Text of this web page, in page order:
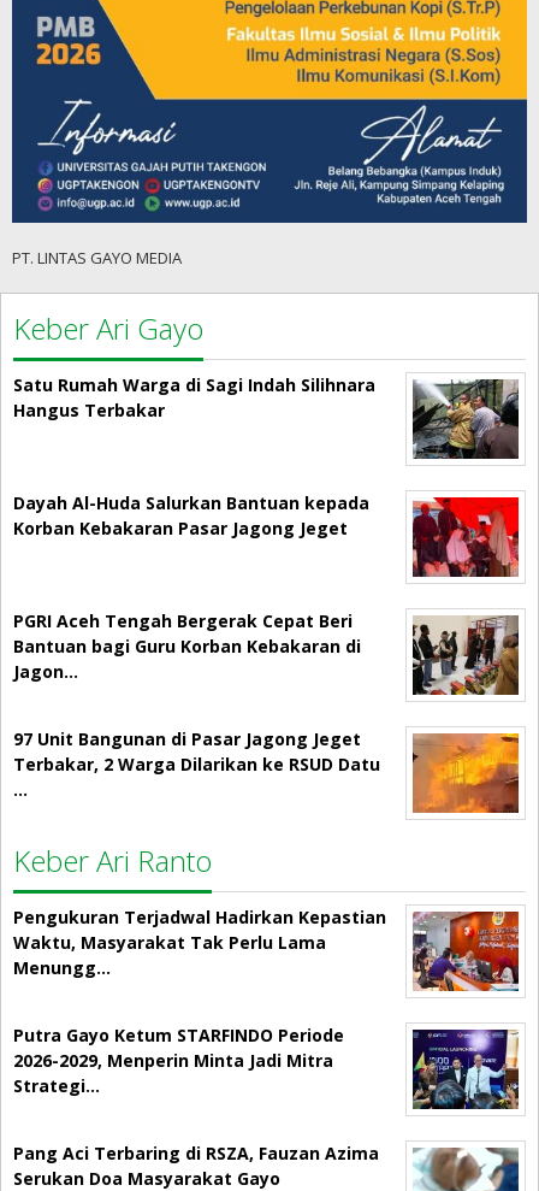
PT. LINTAS GAYO MEDIA
Keber Ari Gayo
Satu Rumah Warga di Sagi Indah Silihnara
Hangus Terbakar
Dayah Al-Huda Salurkan Bantuan kepada
Korban Kebakaran Pasar Jagong Jeget
PGRI Aceh Tengah Bergerak Cepat Beri
Bantuan bagi Guru Korban Kebakaran di
Jagon…
97 Unit Bangunan di Pasar Jagong Jeget
Terbakar, 2 Warga Dilarikan ke RSUD Datu
…
Keber Ari Ranto
Pengukuran Terjadwal Hadirkan Kepastian
Waktu, Masyarakat Tak Perlu Lama
Menungg…
Putra Gayo Ketum STARFINDO Periode
2026-2029, Menperin Minta Jadi Mitra
Strategi…
Pang Aci Terbaring di RSZA, Fauzan Azima
Serukan Doa Masyarakat Gayo